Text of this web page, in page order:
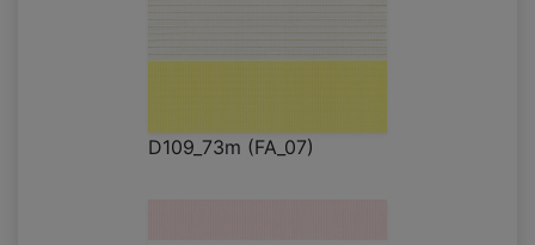
D109_73m (FA_07)